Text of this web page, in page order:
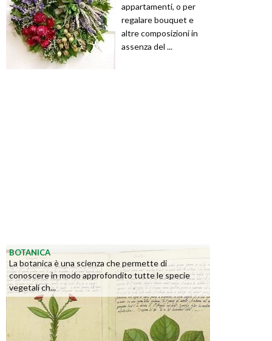
appartamenti, o per
regalare bouquet e
altre composizioni in
assenza del ...
BOTANICA
La botanica è una scienza che permette di
conoscere in modo approfondito tutte le specie
vegetali ch...